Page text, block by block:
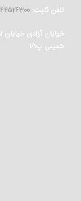
تلفن ثابت:
خیابان آزادی
خمینی پ۱/۱